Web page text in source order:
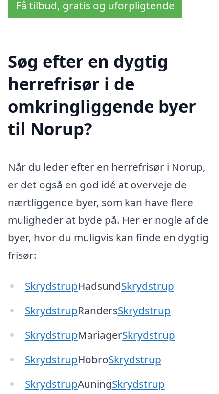
Få tilbud, gratis og uforpligtende
Søg efter en dygtig
herrefrisør i de
omkringliggende byer
til Norup?
Når du leder efter en herrefrisør i Norup,
er det også en god idé at overveje de
nærtliggende byer, som kan have flere
muligheder at byde på. Her er nogle af de
byer, hvor du muligvis kan finde en dygtig
frisør:
SkrydstrupHadsundSkrydstrup
SkrydstrupRandersSkrydstrup
SkrydstrupMariagerSkrydstrup
SkrydstrupHobroSkrydstrup
SkrydstrupAuningSkrydstrup